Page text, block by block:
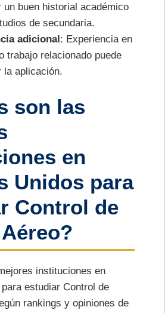
un buen historial académico
de secundaria.
adicional: Experiencia en
trabajo relacionado puede
la aplicación.
son las
en
Unidos para
Control de
instituciones en
estudiar Control de
rankings y opiniones de